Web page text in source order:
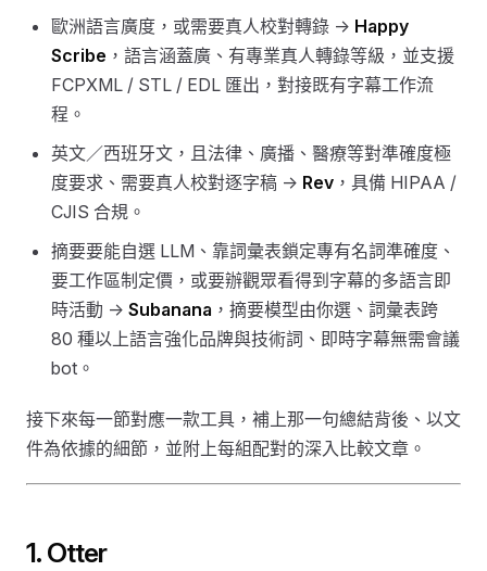
歐洲語言廣度，或需要真人校對轉錄 → Happy
Scribe ，語言涵蓋廣、有專業真人轉錄等級，並支援
FCPXML / STL / EDL 匯出，對接既有字幕工作流
程。
英文／西班牙文，且法律、廣播、醫療等對準確度極
度要求、需要真人校對逐字稿 → Rev ，具備 HIPAA /
CJIS 合規。
摘要要能自選 LLM、靠詞彙表鎖定專有名詞準確度、
要工作區制定價，或要辦觀眾看得到字幕的多語言即
時活動 →Subanana ，摘要模型由你選、詞彙表跨
80 種以上語言強化品牌與技術詞、即時字幕無需會議
bot。
接下來每一節對應一款工具，補上那一句總結背後、以文
件為依據的細節，並附上每組配對的深入比較文章。
1. Otter